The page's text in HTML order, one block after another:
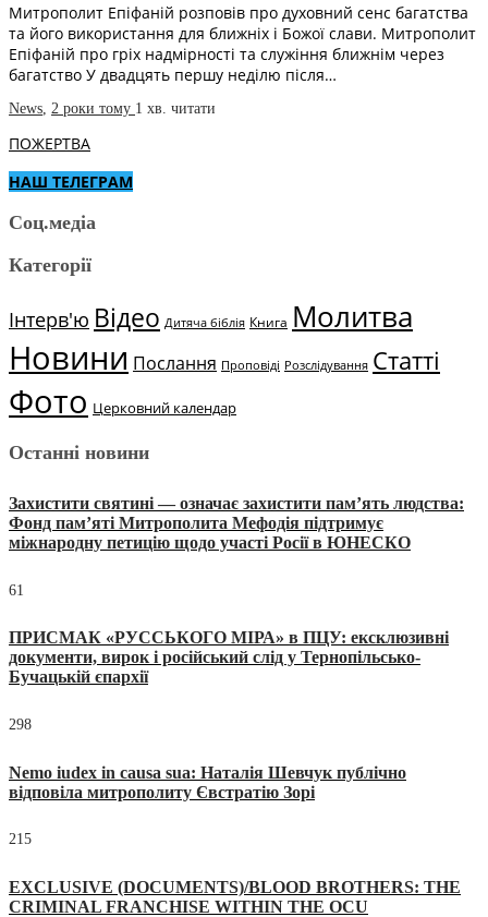
Митрополит Епіфаній розповів про духовний сенс багатства
та його використання для ближніх і Божої слави. Митрополит
Епіфаній про гріх надмірності та служіння ближнім через
багатство У двадцять першу неділю після…
News, 2 роки тому 1 хв. читати
ПОЖЕРТВА
НАШ ТЕЛЕГРАМ
Соц.медіа
Категорії
Інтерв'ю Відео Дитяча біблія Книга Молитва
Новини Послання Проповіді Розслідування Статті
Фото Церковний календар
Останні новини
Захистити святині — означає захистити пам’ять людства:
Фонд пам’яті Митрополита Мефодія підтримує
міжнародну петицію щодо участі Росії в ЮНЕСКО
61
ПРИСМАК «РУССЬКОГО МІРА» в ПЦУ: ексклюзивні
документи, вирок і російський слід у Тернопільсько-
Бучацькій єпархії
298
Nemo iudex in causa sua: Наталія Шевчук публічно
відповіла митрополиту Євстратію Зорі
215
EXCLUSIVE (DOCUMENTS)/BLOOD BROTHERS: THE
CRIMINAL FRANCHISE WITHIN THE OCU